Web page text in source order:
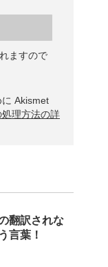
ますので
Akismet
理方法の詳
翻訳されな
言葉！